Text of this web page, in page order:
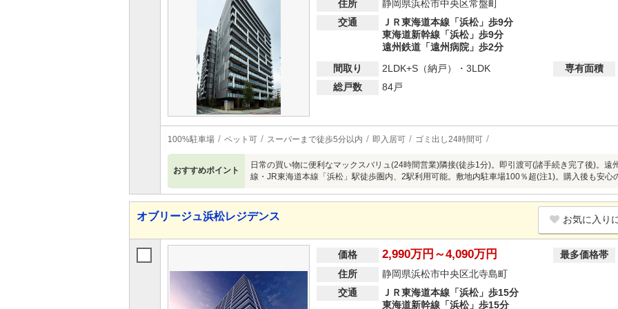
住所
静岡県浜松市中央区常盤町
交通
ＪＲ東海道本線「浜松」歩9分
東海道新幹線「浜松」歩9分
遠州鉄道「遠州病院」歩2分
間取り
2LDK+S（納戸）・3LDK
専有面積
総戸数
84戸
100%駐車場 ペット可 スーパーまで徒歩5分以内 即入居可 ゴミ出し24時間可
おすすめポイント
日常の買い物に便利なマックスバリュ(24時間営業)隣接(徒歩1分)。即引渡可(諸手続き完了後)。
線・JR東海道本線「浜松」駅徒歩圏内、2駅利用可能。敷地内駐車場100％超(注1)。購入後も安心
オブリージュ浜松レジデンス お気に入り
価格 2,990万円～4,090万円
最多価格帯
住所
静岡県浜松市中央区北寺島町
交通
ＪＲ東海道本線「浜松」歩15分
東海道新幹線「浜松」歩15分